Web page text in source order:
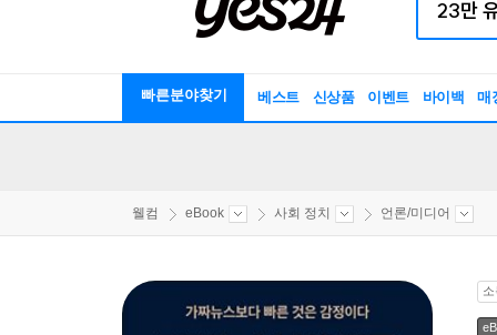
빠른분야찾기 베스트 신상품 이벤트 바이백 매
웰컴 eBook 사회 정치 언론/미디어